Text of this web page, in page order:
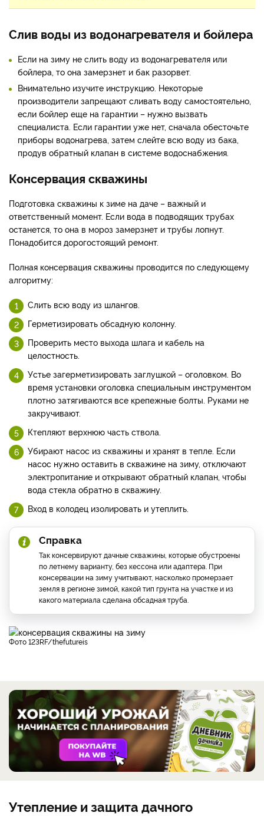
Слив воды из водонагревателя и бойлера
Если на зиму не слить воду из водонагревателя или
бойлера, то она замерзнет и бак разорвет.
Внимательно изучите инструкцию. Некоторые
производители запрещают сливать воду самостоятельно,
если бойлер еще на гарантии – нужно вызвать
специалиста. Если гарантии уже нет, сначала обесточьте
приборы водонагрева, затем слейте всю воду из бака,
продув обратный клапан в системе водоснабжения.
Консервация скважины
Подготовка скважины к зиме на даче – важный и
ответственный момент. Если вода в подводящих трубах
останется, то она в мороз замерзнет и трубы лопнут.
Понадобится дорогостоящий ремонт.
Полная консервация скважины проводится по следующему
алгоритму:
Слить всю воду из шлангов.
Герметизировать обсадную колонну.
Проверить место выхода шлага и кабель на
целостность.
Устье загерметизировать заглушкой – оголовком. Во
время установки оголовка специальным инструментом
плотно затягиваются все крепежные болты. Руками не
закручивают.
Ктепляют верхнюю часть ствола.
Убирают насос из скважины и хранят в тепле. Если
насос нужно оставить в скважине на зиму, отключают
электропитание и открывают обратный клапан, чтобы
вода стекла обратно в скважину.
Вход в колодец изолировать и утеплить.
Справка
Так консервируют дачные скважины, которые обустроены
по летнему варианту, без кессона или адаптера. При
консервации на зиму учитывают, насколько промерзает
земля в регионе зимой, какой тип грунта на участке и из
какого материала сделана обсадная труба.
фото 123RF/thefutureis
Утепление и защита дачного